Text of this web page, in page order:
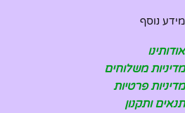
מידע נוסף
אודותינו
מדיניות משלוחים
מדיניות פרטיות
תנאים ותקנון